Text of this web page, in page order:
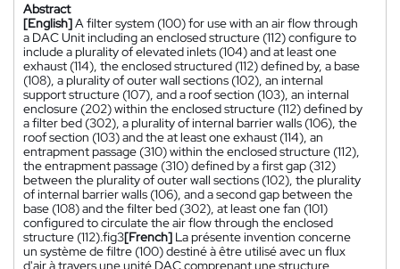
Abstract
[English]A filter system (100) for use with an air flow through
a DAC Unit including an enclosed structure (112) configure to
include a plurality of elevated inlets (104) and at least one
exhaust (114), the enclosed structured (112) defined by, a base
(108), a plurality of outer wall sections (102), an internal
support structure (107), and a roof section (103), an internal
enclosure (202) within the enclosed structure (112) defined by
a filter bed (302), a plurality of internal barrier walls (106), the
roof section (103) and the at least one exhaust (114), an
entrapment passage (310) within the enclosed structure (112),
the entrapment passage (310) defined by a first gap (312)
between the plurality of outer wall sections (102), the plurality
of internal barrier walls (106), and a second gap between the
base (108) and the filter bed (302), at least one fan (101)
configured to circulate the air flow through the enclosed
structure (112).fig3[French] La présente invention concerne
un système de filtre (100) destiné à être utilisé avec un flux
d'air à travers une unité DAC comprenant une structure